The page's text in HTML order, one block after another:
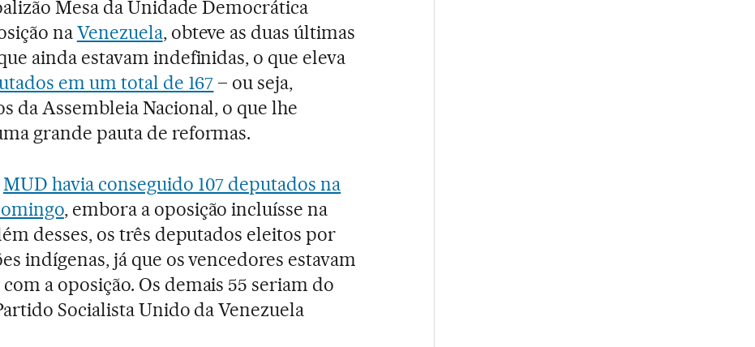
Mesa da Unidade Democrática
naVenezuela, obteve as duas últimas
ainda estavam indefinidas, o que eleva
em um total de 167 – ou seja,
da Assembleia Nacional, o que lhe
grande pauta de reformas.
MUD havia conseguido 107 deputados na
, embora a oposição incluísse na
desses, os três deputados eleitos por
indígenas, já que os vencedores estavam
a oposição. Os demais 55 seriam do
Socialista Unido da Venezuela